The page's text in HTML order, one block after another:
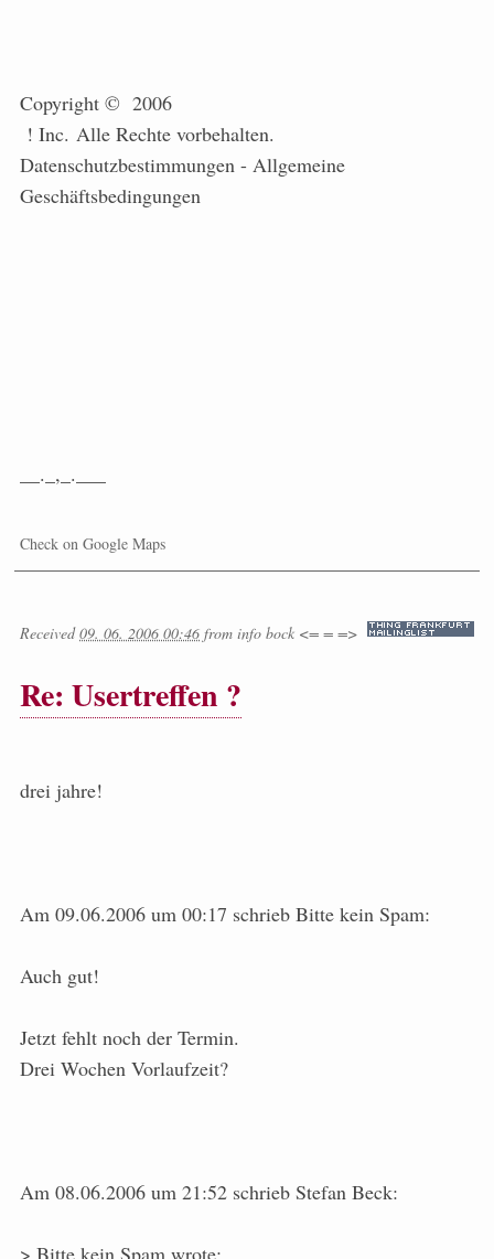
Copyright © 2006
! Inc. Alle Rechte vorbehalten.
Datenschutzbestimmungen - Allgemeine
Geschäftsbedingungen
__._,_.___
Check on Google Maps
Received09. 06. 2006 00:46 from info bock <= = =>
Re: Usertreffen ?
drei jahre!
Am 09.06.2006 um 00:17 schrieb Bitte kein Spam:
Auch gut!
Jetzt fehlt noch der Termin.
Drei Wochen Vorlaufzeit?
Am 08.06.2006 um 21:52 schrieb Stefan Beck: